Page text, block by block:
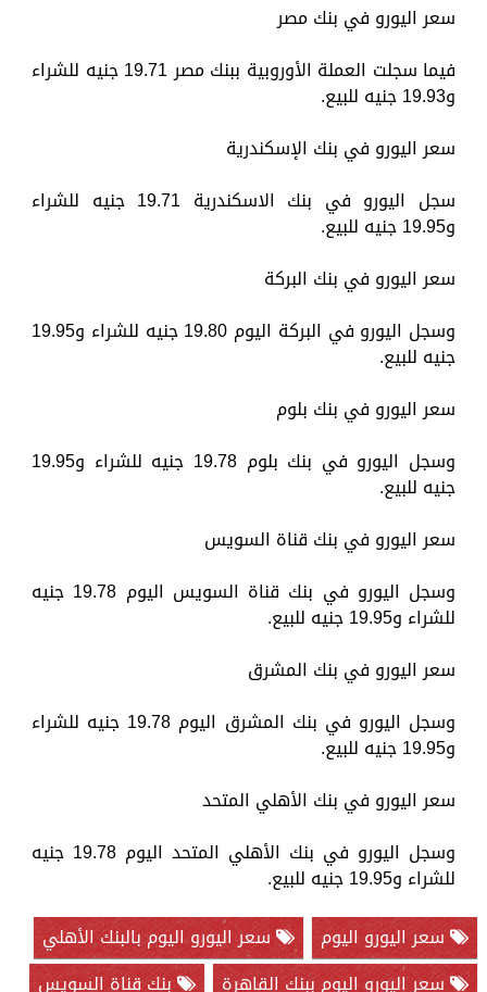
سعر اليورو في بنك مصر
فيما سجلت العملة الأوروبية ببنك مصر 19.71 جنيه للشراء
و19.93 جنيه للبيع.
سعر اليورو في بنك الإسكندرية
سجل اليورو في بنك الاسكندرية 19.71 جنيه للشراء
و19.95 جنيه للبيع.
سعر اليورو في بنك البركة
وسجل اليورو في البركة اليوم 19.80 جنيه للشراء و19.95
جنيه للبيع.
سعر اليورو في بنك بلوم
وسجل اليورو في بنك بلوم 19.78 جنيه للشراء و19.95
جنيه للبيع.
سعر اليورو في بنك قناة السويس
وسجل اليورو في بنك قناة السويس اليوم 19.78 جنيه
للشراء و19.95 جنيه للبيع.
سعر اليورو في بنك المشرق
وسجل اليورو في بنك المشرق اليوم 19.78 جنيه للشراء
و19.95 جنيه للبيع.
سعر اليورو في بنك الأهلي المتحد
وسجل اليورو في بنك الأهلي المتحد اليوم 19.78 جنيه
للشراء و19.95 جنيه للبيع.
سعر اليورو اليوم
سعر اليورو اليوم بالبنك الأهلي
سعر اليورو اليوم ببنك القاهرة
بنك قناة السويس